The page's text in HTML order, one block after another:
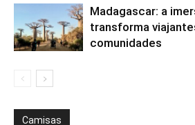
Madagascar: a
transforma
comunidades
Camisas